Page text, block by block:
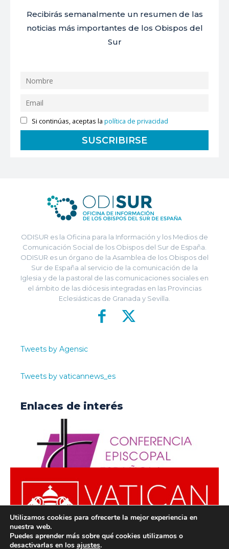
Recibirás semanalmente un resumen de las
noticias más importantes de los Obispos del
Sur
Si continúas, aceptas lapolítica de privacidad
ODISUR es la Oficina para la Información y los Medios de
Comunicación Social de los Obispos del Sur de España.
ODISUR es un órgano de la Asamblea de los Obispos del
Sur de España al servicio de la comunicación de la
Iglesia y de la pastoral de las comunicaciones sociales en
el ámbito de las diócesis integradas en las Provincias
Eclesiásticas de Granada y Sevilla.
Tweets by Agensic
Tweets by vaticannews_es
Enlaces de interés
Utilizamos cookies para ofrecerte la mejor experiencia en
nuestra web.
Puedes aprender más sobre qué cookies utilizamos o
desactivarlas en los ajustes.